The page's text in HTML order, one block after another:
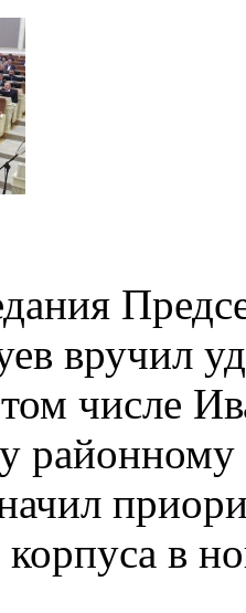
вручил
числе
районному
корпуса в